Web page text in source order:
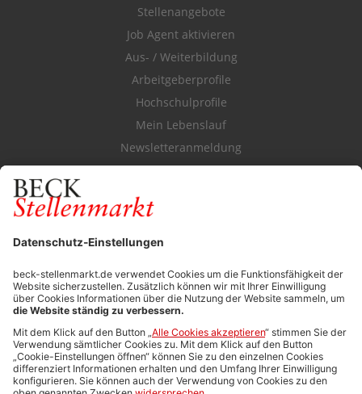
Stellenangebote
Job Agent aktivieren
Aus- / Weiterbildung
Arbeitgeberprofile
Hochschulprofile
Mein Lebenslauf
Newsletteranmeldung
Durchsuchen Sie den Stellenkatalog
FÜR ARBEITGEBER
Stellenmarktpreise
Anzeigen-AGB
Media-Daten
Newsletteranmeldung
Produktübersicht
ALLGEMEIN